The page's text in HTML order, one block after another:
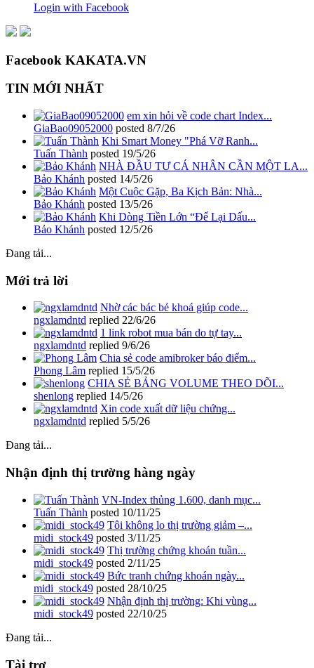
Login with Facebook
Facebook KAKATA.VN
TIN MỚI NHẤT
em xin hỏi về code chart Index...
GiaBao09052000 posted 8/7/26
Khi Smart Money "Phá Vỡ Ranh...
Tuấn Thành posted 19/5/26
NHÀ ĐẦU TƯ CÁ NHÂN CẦN MỘT LA...
Bảo Khánh posted 14/5/26
Một Cuộc Gặp, Ba Kịch Bản: Nhà...
Bảo Khánh posted 13/5/26
Khi Dòng Tiền Lớn “Để Lại Dấu...
Bảo Khánh posted 12/5/26
Đang tải...
Mới trả lời
Nhờ các bác bẻ khoá giúp code...
ngxlamdntd replied 22/6/26
1 link robot mua bán do tự tay...
ngxlamdntd replied 9/6/26
Chia sẻ code amibroker báo điểm...
Phong Lâm replied 15/5/26
CHIA SẺ BẢNG VOLUME THEO DÕI...
shenlong replied 14/5/26
Xin code xuất dữ liệu chứng...
ngxlamdntd replied 5/5/26
Đang tải...
Nhận định thị trường hàng ngày
VN-Index thủng 1.600, danh mục...
Tuấn Thành posted 10/11/25
Tôi không lo thị trường giảm –...
midi_stock49 posted 3/11/25
Thị trường chứng khoán tuần...
midi_stock49 posted 2/11/25
Bức tranh chứng khoán ngày...
midi_stock49 posted 28/10/25
Nhận định thị trường: Khi vùng...
midi_stock49 posted 22/10/25
Đang tải...
Tài trợ